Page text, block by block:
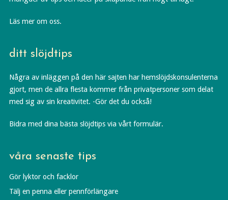
Läs mer om oss.
ditt slöjdtips
Några av inläggen på den här sajten har hemslöjdskonsulenterna
gjort, men de allra flesta kommer från privatpersoner som delat
med sig av sin kreativitet. -Gör det du också!
Bidra med dina bästa slöjdtips via vårt formulär.
våra senaste tips
Gör lyktor och facklor
Tälj en penna eller pennförlängare